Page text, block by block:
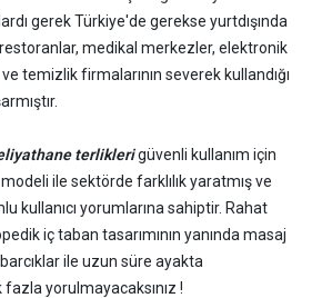
gerek Türkiye'de gerekse yurtdışında
medikal merkezler, elektronik
temizlik firmalarının severek kullandığı
terliklerigüvenli kullanım için
modeli ile sektörde farklılık yaratmış ve
kullanıcı yorumlarına sahiptir. Rahat
iç taban tasarımının yanında masaj
ile uzun süre ayakta
fazla yorulmayacaksınız !